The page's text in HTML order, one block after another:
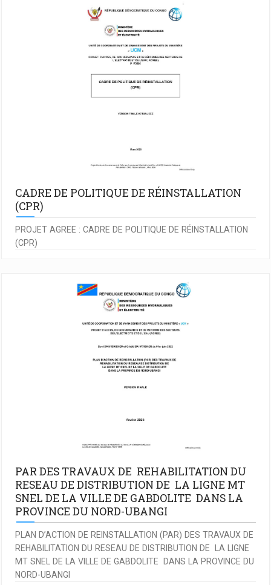
CADRE DE POLITIQUE DE RÉINSTALLATION
(CPR)
PROJET AGREE : CADRE DE POLITIQUE DE RÉINSTALLATION
(CPR)
PAR DES TRAVAUX DE REHABILITATION DU
RESEAU DE DISTRIBUTION DE LA LIGNE MT
SNEL DE LA VILLE DE GABDOLITE DANS LA
PROVINCE DU NORD-UBANGI
PLAN D’ACTION DE REINSTALLATION (PAR) DES TRAVAUX DE
REHABILITATION DU RESEAU DE DISTRIBUTION DE LA LIGNE
MT SNEL DE LA VILLE DE GABDOLITE DANS LA PROVINCE DU
NORD-UBANGI